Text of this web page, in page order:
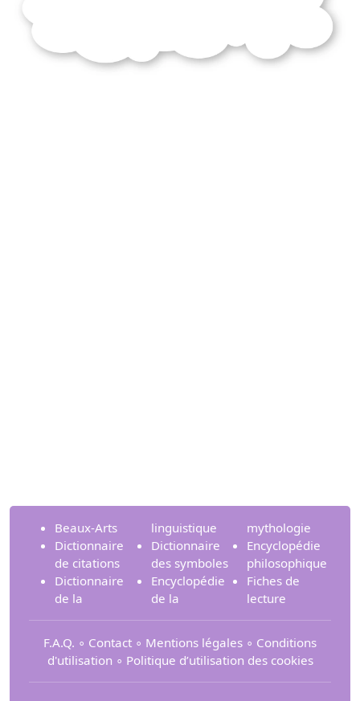
Beaux-Arts
Dictionnaire
de citations
Dictionnaire
de la
linguistique
Dictionnaire
des symboles
Encyclopédie
de la
mythologie
Encyclopédie
philosophique
Fiches de
lecture
F.A.Q. ∘ Contact ∘ Mentions légales ∘ Conditions
d'utilisation ∘ Politique d’utilisation des cookies